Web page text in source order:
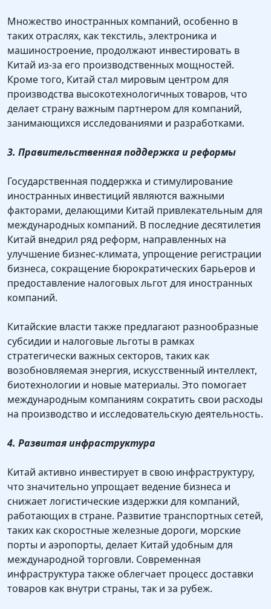
Множество иностранных компаний, особенно в
таких отраслях, как текстиль, электроника и
машиностроение, продолжают инвестировать в
Китай из-за его производственных мощностей.
Кроме того, Китай стал мировым центром для
производства высокотехнологичных товаров, что
делает страну важным партнером для компаний,
занимающихся исследованиями и разработками.
3. Правительственная поддержка и реформы
Государственная поддержка и стимулирование
иностранных инвестиций являются важными
факторами, делающими Китай привлекательным для
международных компаний. В последние десятилетия
Китай внедрил ряд реформ, направленных на
улучшение бизнес-климата, упрощение регистрации
бизнеса, сокращение бюрократических барьеров и
предоставление налоговых льгот для иностранных
компаний.
Китайские власти также предлагают разнообразные
субсидии и налоговые льготы в рамках
стратегически важных секторов, таких как
возобновляемая энергия, искусственный интеллект,
биотехнологии и новые материалы. Это помогает
международным компаниям сократить свои расходы
на производство и исследовательскую деятельность.
4. Развитая инфраструктура
Китай активно инвестирует в свою инфраструктуру,
что значительно упрощает ведение бизнеса и
снижает логистические издержки для компаний,
работающих в стране. Развитие транспортных сетей,
таких как скоростные железные дороги, морские
порты и аэропорты, делает Китай удобным для
международной торговли. Современная
инфраструктура также облегчает процесс доставки
товаров как внутри страны, так и за рубеж.